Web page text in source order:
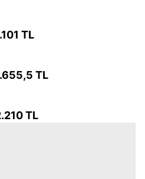
aşağıda yer alan panel
Çerezlere ilişkin detaylı bilgi
Kanunu uyarınca
okumak ve sitemizde
kullanılan çerezlerle ilgili bilgi
TL
TL
TL